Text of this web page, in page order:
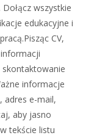
wszystkie
edukacyjne i
CV,
informacje
adres e-mail,
aby jasno
tekście listu